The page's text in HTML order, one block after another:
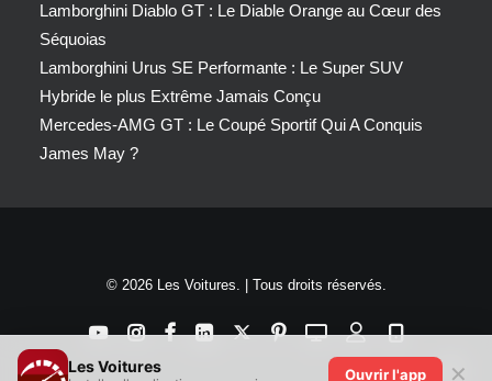
Lamborghini Diablo GT : Le Diable Orange au Cœur des
Séquoias
Lamborghini Urus SE Performante : Le Super SUV
Hybride le plus Extrême Jamais Conçu
Mercedes-AMG GT : Le Coupé Sportif Qui A Conquis
James May ?
© 2026 Les Voitures. | Tous droits réservés.
Les Voitures Ouvrir l'app ✕